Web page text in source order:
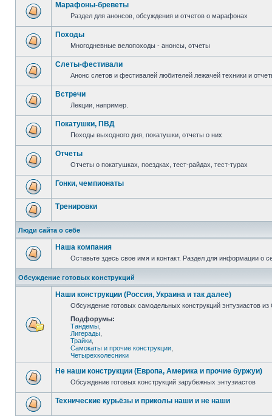
Марафоны-бреветы
Раздел для анонсов, обсуждения и отчетов о марафонах
Походы
Многодневные велопоходы - анонсы, отчеты
Слеты-фестивали
Анонс слетов и фестивалей любителей лежачей техники и
Встречи
Лекции, например.
Покатушки, ПВД
Походы выходного дня, покатушки, отчеты о них
Отчеты
Отчеты о покатушках, поездках, тест-райдах, тест-турах
Гонки, чемпионаты
Тренировки
Люди сайта о себе
Наша компания
Оставьте здесь свое имя и контакт. Раздел для информации о
Обсуждение готовых конструкций
Наши конструкции (Россия, Украина и так далее)
Обсуждение готовых самодельных конструкций энтузиастов
Подфорумы:
Тандемы
Лигерады
Трайки
Самокаты и прочие конструкции
Четырехколесники
Не наши конструкции (Европа, Америка и прочие буржуи)
Обсуждение готовых конструкций зарубежных энтузиастов
Технические курьёзы и приколы наши и не наши